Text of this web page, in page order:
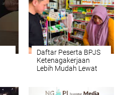
Daftar Peserta BPJS
Ketenagakerjaan
Lebih Mudah Lewat